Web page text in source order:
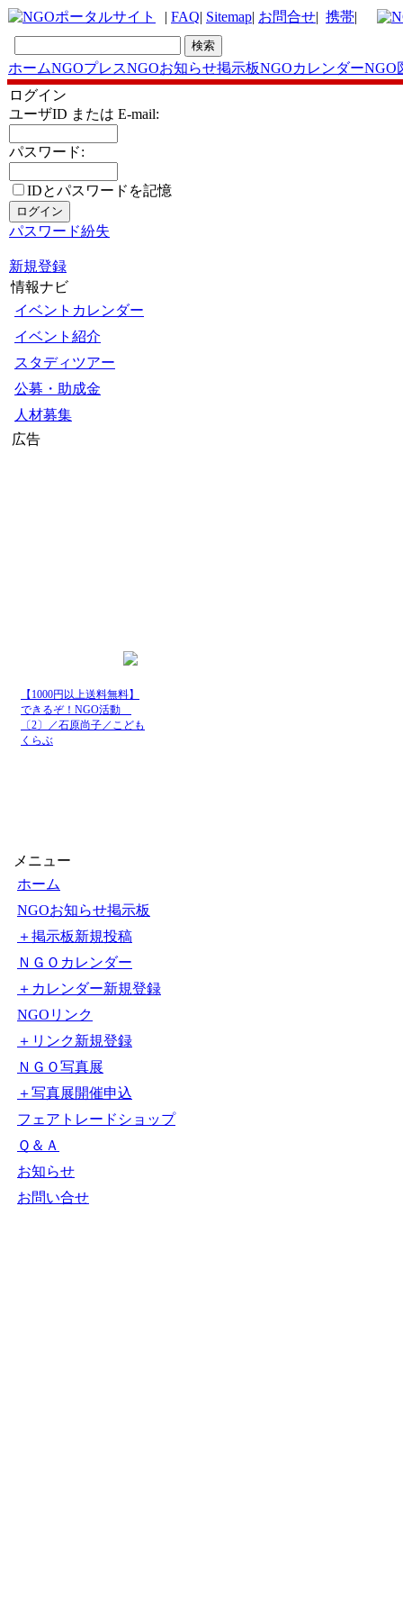
| FAQ| Sitemap| お問合せ| 携帯|
ホームNGOプレスNGOお知らせ掲示板NGOカレンダーNGO
ログイン
ユーザID または E-mail:
パスワード:
IDとパスワードを記憶
パスワード紛失
新規登録
情報ナビ
イベントカレンダー
イベント紹介
スタディツアー
公募・助成金
人材募集
広告
【1000円以上送料無料】
できるぞ！NGO活動
〔2〕／石原尚子／こども
くらぶ
メニュー
ホーム
NGOお知らせ掲示板
＋掲示板新規投稿
ＮＧＯカレンダー
＋カレンダー新規登録
NGOリンク
＋リンク新規登録
ＮＧＯ写真展
＋写真展開催申込
フェアトレードショップ
Ｑ＆Ａ
お知らせ
お問い合せ